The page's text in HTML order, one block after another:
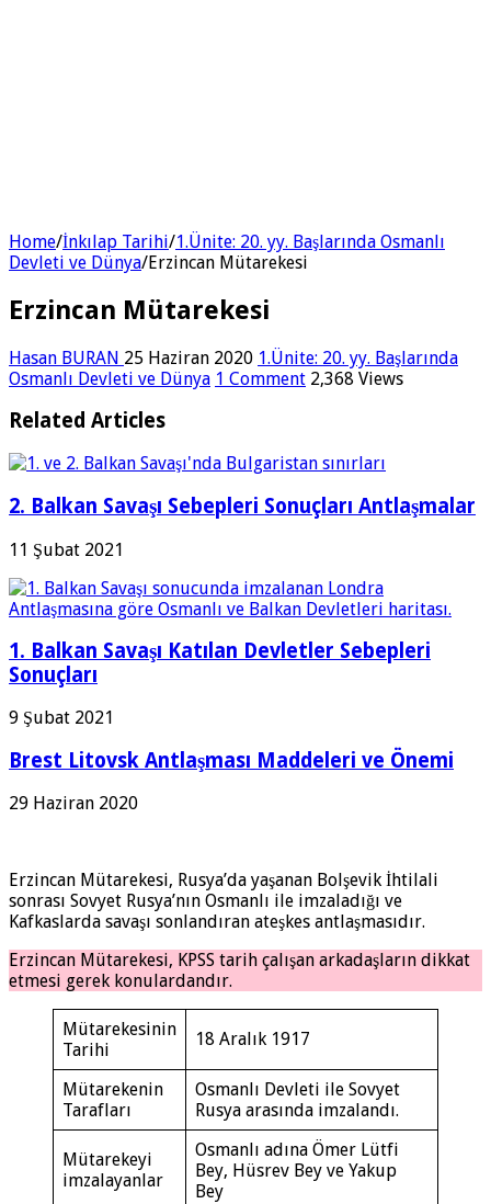
Home/İnkılap Tarihi/1.Ünite: 20. yy. Başlarında Osmanlı
Devleti ve Dünya/Erzincan Mütarekesi
Erzincan Mütarekesi
Hasan BURAN 25 Haziran 2020 1.Ünite: 20. yy. Başlarında
Osmanlı Devleti ve Dünya 1 Comment 2,368 Views
Related Articles
2. Balkan Savaşı Sebepleri Sonuçları Antlaşmalar
11 Şubat 2021
1. Balkan Savaşı Katılan Devletler Sebepleri
Sonuçları
9 Şubat 2021
Brest Litovsk Antlaşması Maddeleri ve Önemi
29 Haziran 2020
Erzincan Mütarekesi, Rusya’da yaşanan Bolşevik İhtilali
sonrası Sovyet Rusya’nın Osmanlı ile imzaladığı ve
Kafkaslarda savaşı sonlandıran ateşkes antlaşmasıdır.
Erzincan Mütarekesi, KPSS tarih çalışan arkadaşların dikkat
etmesi gerek konulardandır.
Mütarekesinin
Tarihi
18 Aralık 1917
Mütarekenin
Tarafları
Osmanlı Devleti ile Sovyet
Rusya arasında imzalandı.
Mütarekeyi
imzalayanlar
Osmanlı adına Ömer Lütfi
Bey, Hüsrev Bey ve Yakup
Bey